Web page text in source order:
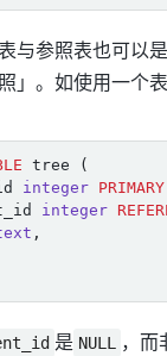
与参照表也可以是
」。如使用一个
tree
(
integer PRIMARY
integer
,
是 NULL ，而